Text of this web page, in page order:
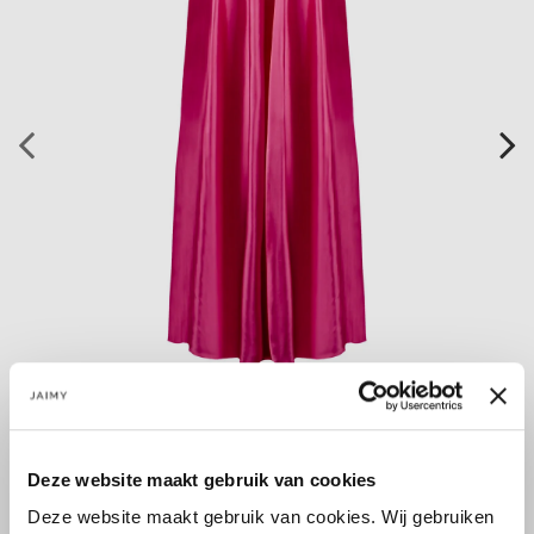
Deze website maakt gebruik van cookies
Deze website maakt gebruik van cookies. Wij gebruiken